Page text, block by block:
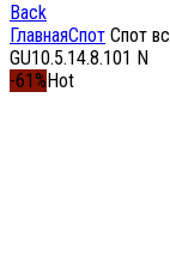
Back
ГлавнаяСпот Спот
GU10.5.14.8.101 N
-61% Hot